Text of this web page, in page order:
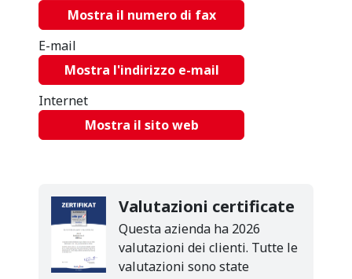
Mostra il numero di fax
E-mail
Mostra l'indirizzo e-mail
Internet
Mostra il sito web
Valutazioni certificate
Questa azienda ha 2026
valutazioni dei clienti. Tutte le
valutazioni sono state